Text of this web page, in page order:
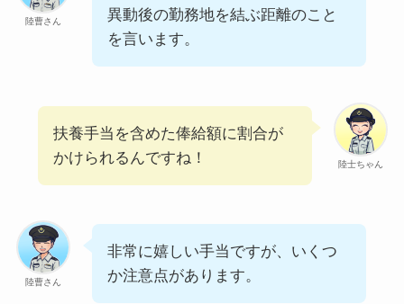
陸曹さん
異動後の勤務地を結ぶ距離のこと
を言います。
陸士ちゃん
扶養手当を含めた俸給額に割合が
かけられるんですね！
陸曹さん
非常に嬉しい手当ですが、いくつ
か注意点があります。